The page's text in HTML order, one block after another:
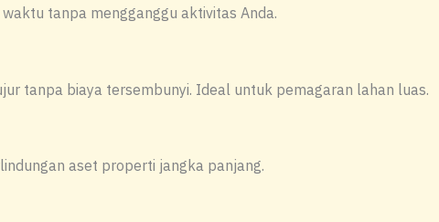
tanpa mengganggu aktivitas Anda.
tanpa biaya tersembunyi. Ideal untuk pemagaran lahan luas.
aset properti jangka panjang.